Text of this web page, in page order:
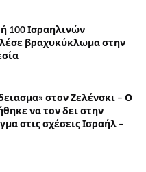
100 Ισραηλινών
βραχυκύκλωμα στην
στον Ζελένσκι – Ο
να τον δει στην
στις σχέσεις Ισραήλ –